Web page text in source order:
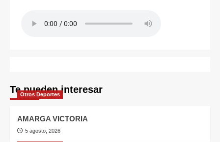
Te pueden interesar
Otros Deportes
AMARGA VICTORIA
5 agosto, 2026